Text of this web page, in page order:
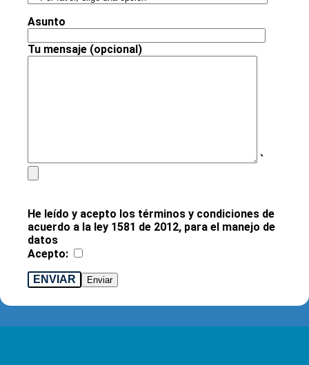
Asunto
Tu mensaje (opcional)
`
He leído y acepto los términos y condiciones de
acuerdo a la ley 1581 de 2012, para el manejo de
datos
Acepto:
ENVIAR